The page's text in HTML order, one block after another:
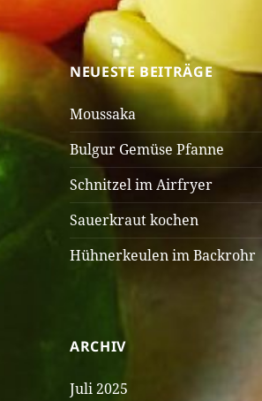
NEUESTE BEITRÄGE
Moussaka
Bulgur Gemüse Pfanne
Schnitzel im Airfryer
Sauerkraut kochen
Hühnerkeulen im Backrohr
ARCHIV
Juli 2025